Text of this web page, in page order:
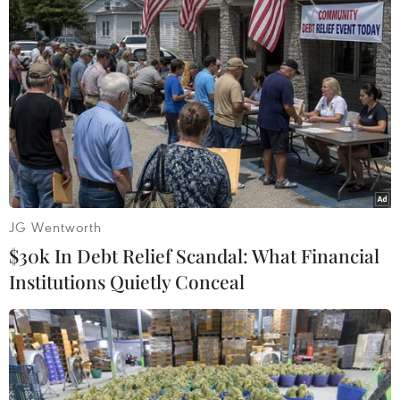
toàn diện với Nhật Bản
13/12/2016 08:49
Tổng thống Nga Putin đã bày tỏ mong muốn bình
thường hóa quan hệ toàn diện với Nhật Bản trong cuộc
trả lời phỏng vấn báo chí Nhật Bản thời điểm trước khi
diễn ra chuyến thăm của ông tới Nhật Bản.
JG Wentworth
$30k In Debt Relief Scandal: What Financial
Institutions Quietly Conceal